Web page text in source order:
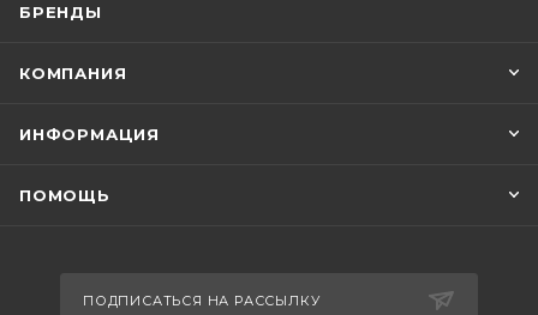
БРЕНДЫ
КОМПАНИЯ
ИНФОРМАЦИЯ
ПОМОЩЬ
ПОДПИСАТЬСЯ НА РАССЫЛКУ